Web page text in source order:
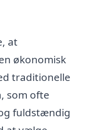
at
økonomisk
traditionelle
som ofte
fuldstændig